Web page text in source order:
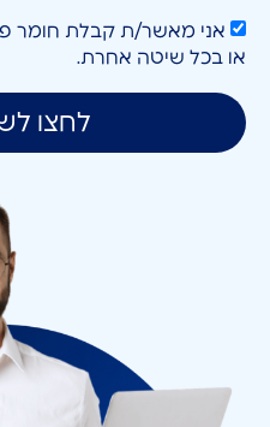
או בכל שיטה אחרת.
לחצו